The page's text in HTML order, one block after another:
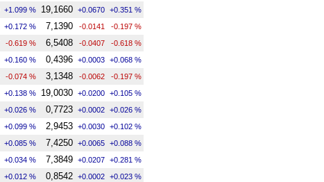
+1.099 % 19,1660 +0.0670 +0.351 %
+0.172 % 7,1390 -0.0141 -0.197 %
-0.619 % 6,5408 -0.0407 -0.618 %
+0.160 % 0,4396 +0.0003 +0.068 %
-0.074 % 3,1348 -0.0062 -0.197 %
+0.138 % 19,0030 +0.0200 +0.105 %
+0.026 % 0,7723 +0.0002 +0.026 %
+0.099 % 2,9453 +0.0030 +0.102 %
+0.085 % 7,4250 +0.0065 +0.088 %
+0.034 % 7,3849 +0.0207 +0.281 %
+0.012 % 0,8542 +0.0002 +0.023 %